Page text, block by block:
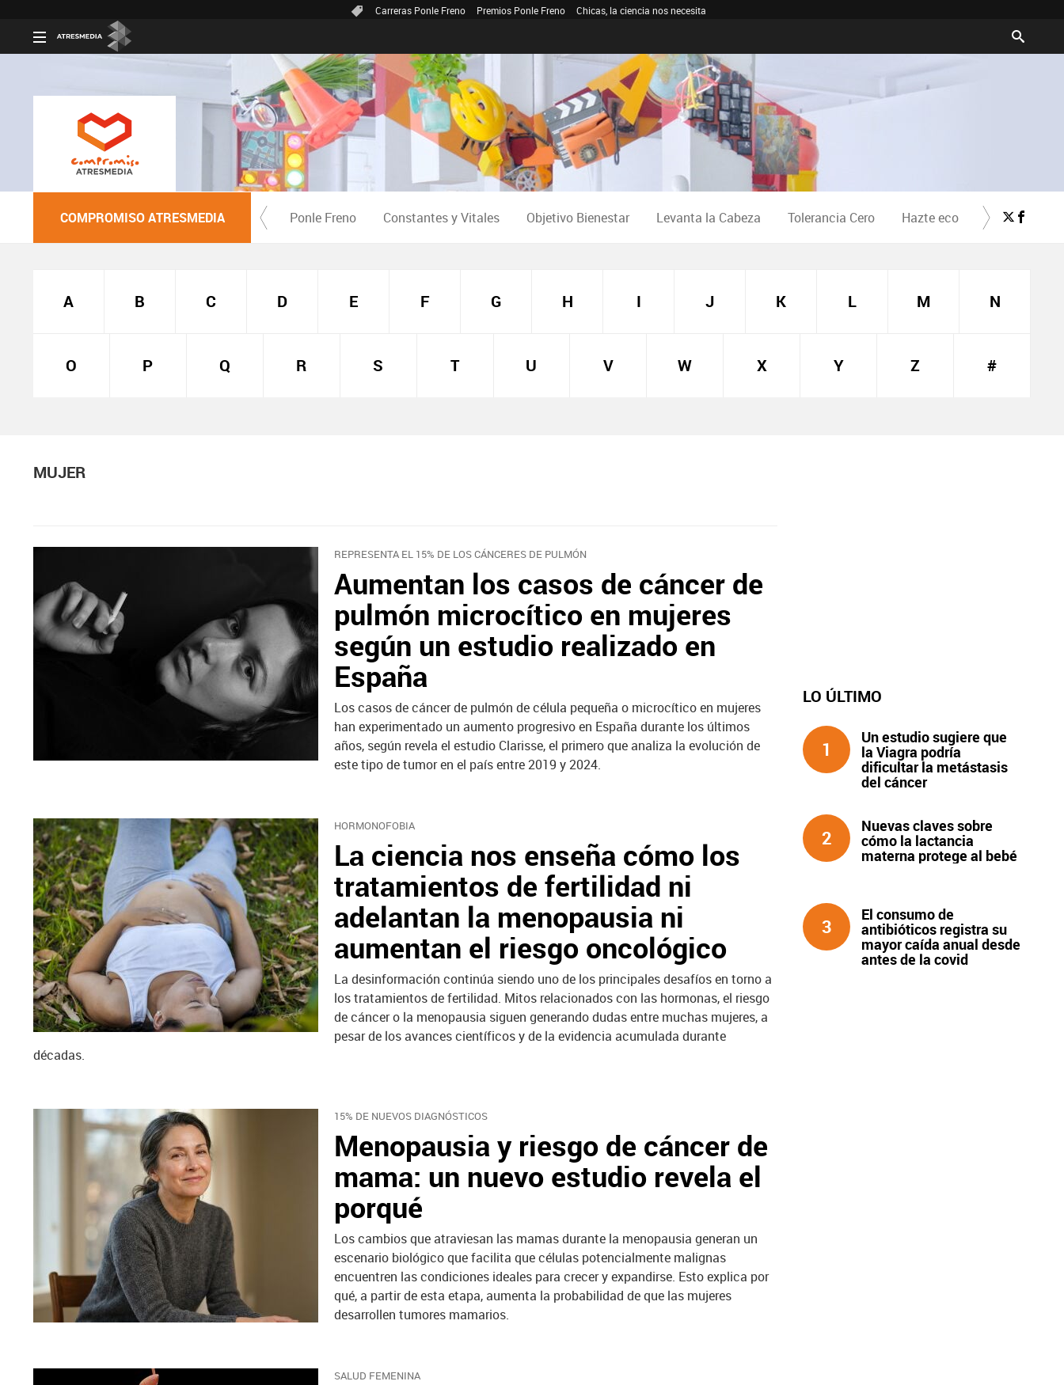
Carreras Ponle Freno Premios Ponle Freno Chicas, la ciencia nos necesita
COMPROMISO ATRESMEDIA Ponle Freno Constantes y Vitales Objetivo Bienestar Levanta la Cabeza Tolerancia Cero Hazte eco Crea Cultura
A B C D E F G H I J K L M N
O P Q R S T U V W X Y Z #
MUJER
REPRESENTA EL 15% DE LOS CÁNCERES DE PULMÓN
Aumentan los casos de cáncer de
pulmón microcítico en mujeres
según un estudio realizado en
España
Los casos de cáncer de pulmón de célula pequeña o microcítico en mujeres
han experimentado un aumento progresivo en España durante los últimos
años, según revela el estudio Clarisse, el primero que analiza la evolución de
este tipo de tumor en el país entre 2019 y 2024.
HORMONOFOBIA
La ciencia nos enseña cómo los
tratamientos de fertilidad ni
adelantan la menopausia ni
aumentan el riesgo oncológico
La desinformación continúa siendo uno de los principales desafíos en torno a
los tratamientos de fertilidad. Mitos relacionados con las hormonas, el riesgo
de cáncer o la menopausia siguen generando dudas entre muchas mujeres, a
pesar de los avances científicos y de la evidencia acumulada durante
décadas.
15% DE NUEVOS DIAGNÓSTICOS
Menopausia y riesgo de cáncer de
mama: un nuevo estudio revela el
porqué
Los cambios que atraviesan las mamas durante la menopausia generan un
escenario biológico que facilita que células potencialmente malignas
encuentren las condiciones ideales para crecer y expandirse. Esto explica por
qué, a partir de esta etapa, aumenta la probabilidad de que las mujeres
desarrollen tumores mamarios.
SALUD FEMENINA
LO ÚLTIMO
1
Un estudio sugiere que
la Viagra podría
dificultar la metástasis
del cáncer
2
Nuevas claves sobre
cómo la lactancia
materna protege al bebé
3
El consumo de
antibióticos registra su
mayor caída anual desde
antes de la covid